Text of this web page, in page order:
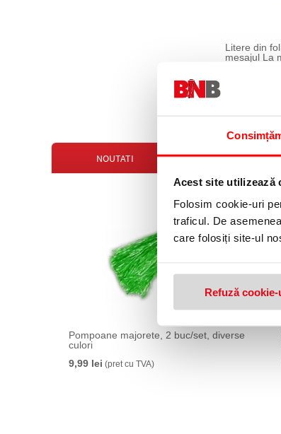
Acest site utilizează
Folosim cookie-uri
traficul. De
care folosiți site-ul
Refuză
Litere din
mesajul La
NOUTATI OFERTE
Pompoane majorete, 2 buc/set, diverse
culori
9,99 lei (pret cu TVA)